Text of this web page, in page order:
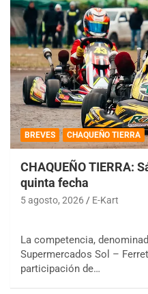
BREVES CHAQUEÑO TIERRA
CHAQUEÑO TIERRA:
quinta fecha
5 agosto, 2026 E-Kart
La competencia,
Supermercados Sol –
participación de…